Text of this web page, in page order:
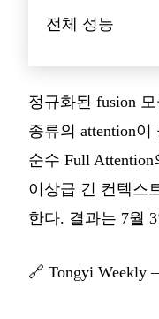
전체 성능
정규화된 fusion
종류의 attention
순수 Full
이상급 긴 컨텍스
한다. 결과는 7월
🔗 Tongyi Weekly